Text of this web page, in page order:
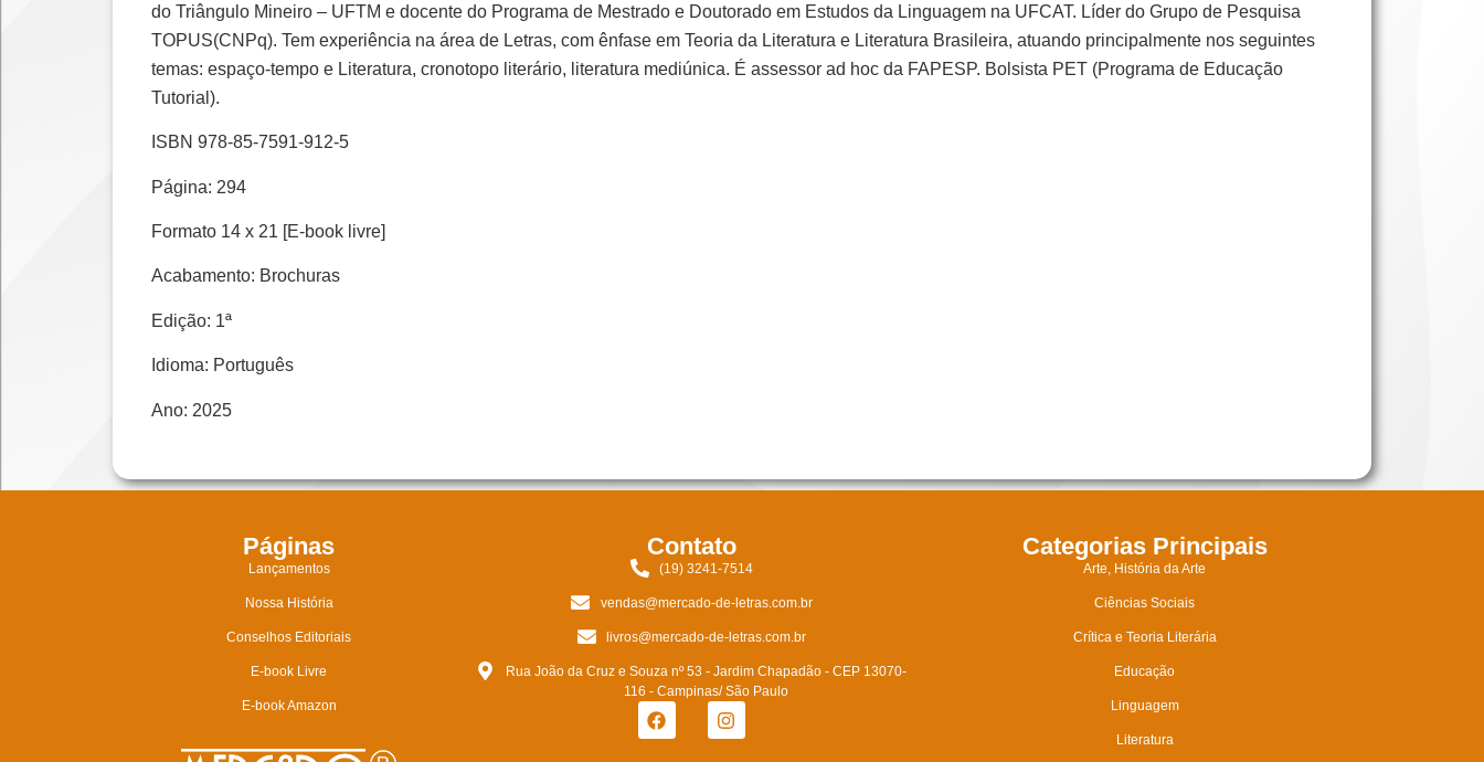
do Triângulo Mineiro – UFTM e docente do Programa de Mestrado e Doutorado em Estudos da Linguagem na UFCAT. Líder do Grupo de Pesquisa
TOPUS(CNPq). Tem experiência na área de Letras, com ênfase em Teoria da Literatura e Literatura Brasileira, atuando principalmente nos seguintes
temas: espaço-tempo e Literatura, cronotopo literário, literatura mediúnica. É assessor ad hoc da FAPESP. Bolsista PET (Programa de Educação
Tutorial).
ISBN 978-85-7591-912-5
Página: 294
Formato 14 x 21 [E-book livre]
Acabamento: Brochuras
Edição: 1ª
Idioma: Português
Ano: 2025
Páginas
Lançamentos
Nossa História
Conselhos Editoriais
E-book Livre
E-book Amazon
Contato
(19) 3241-7514
vendas@mercado-de-letras.com.br
livros@mercado-de-letras.com.br
Rua João da Cruz e Souza nº 53 - Jardim Chapadão - CEP 13070-
116 - Campinas/ São Paulo
Categorias Principais
Arte, História da Arte
Ciências Sociais
Crítica e Teoria Literária
Educação
Linguagem
Literatura